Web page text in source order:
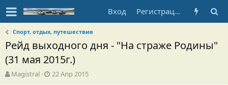
Вход Регистрация
Спорт, отдых, путешествия
Рейд выходного дня - "На страже Родины"
(31 мая 2015г.)
А
в
Magistral
Д
а
22 Апр 2015